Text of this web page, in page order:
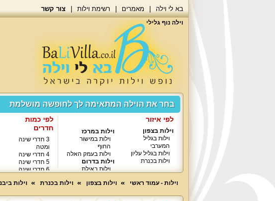
בא לי וילה מאמרים רשימת וילות צור קשר
וילה נוף גלילי
בחר את הוילה המתאימה לך לחופשה מושלמת
לפי איזור
וילות בצפון
וילות בגליל
המערבי
וילות בגליל עליון
וילות בכנרת
וילות במרכז
וילות במישור
החוף
וילות בעמק האלה
וילות בדרום
וילות באילת
לפי כמות
חדרים
3 חדרי שינה
ומטה
4 חדרי שינה
5 חדרי שינה
6 חדרי שינה
וילות - עמוד ראשי
וילות בצפון וילות בכנרת וילות